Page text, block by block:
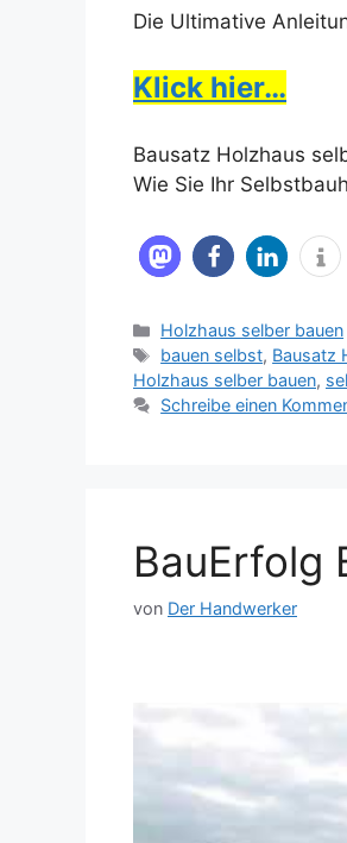
Die Ultimative
Klick hier…
Bausatz Holzhaus
Wie Sie Ihr
Kategorien
Holzhaus selber bauen
Schlagwörter
bauen selbst, Bausatz
Holzhaus selber bauen,
Schreibe einen
BauErfolg
von Der Handwerker
Dieses Video auf